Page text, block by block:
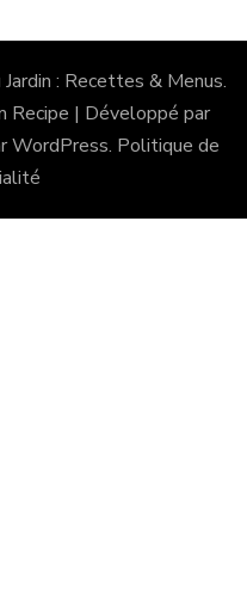
Jardin : Recettes & Menus.
Recipe | Développé par
WordPress. Politique de